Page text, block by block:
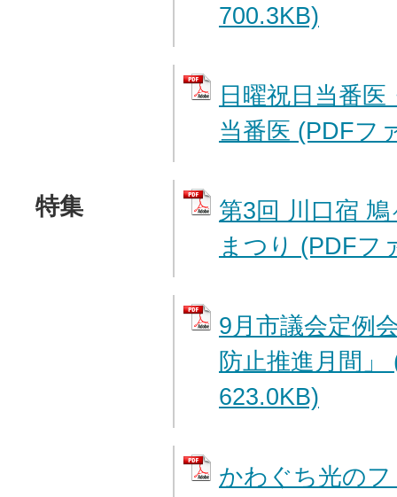
700.3KB)
日曜祝日当番
当番医 (PDFフ
特集
第3回 川口宿
まつり (PDFフ
9月市議会定例
防止推進月間
623.0KB)
かわぐち光の